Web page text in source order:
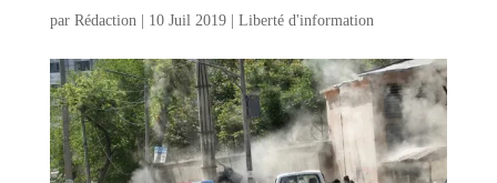
par Rédaction| 10 Juil 2019| Liberté d'information